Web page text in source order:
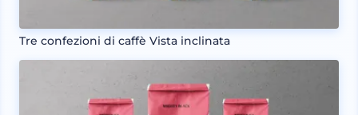
Tre confezioni di caffè Vista inclinata